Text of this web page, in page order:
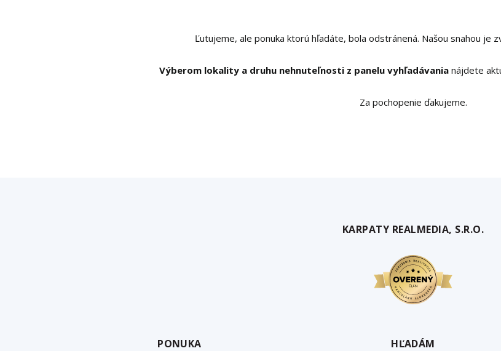
Ľutujeme, ale ponuka ktorú hľadáte, bola odstránená. Našou snahou je
Výberom lokality a druhu nehnuteľnosti z panelu vyhľadávanianájdete
Za pochopenie ďakujeme.
KARPATY REALMEDIA, S.R.O.
PONUKA HĽADÁM